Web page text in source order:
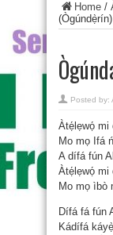
Home /
(Ògúndẹ̀rín)
Posted by:
Àtẹ́lẹwọ́ mi
Mo mọ Ifá
A dífá fún
Àtẹ́lẹwọ́ mi
Mo mọ ìbò
Dífá fá fún
Kádífá